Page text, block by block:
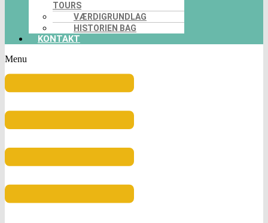
TOURS
VÆRDIGRUNDLAG
HISTORIEN BAG
KONTAKT
Menu